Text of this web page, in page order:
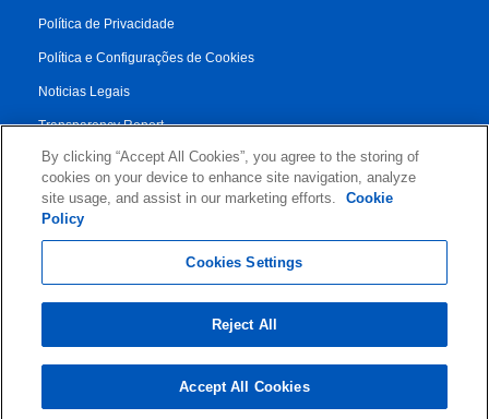
Política de Privacidade
Política e Configurações de Cookies
Noticias Legais
Transparency Report
Condiciones de los Servicios
Authorised Partner Agreement
© 2026 KLDiscovery Ontrack - All Rights Reserved.
By clicking “Accept All Cookies”, you agree to the storing of
cookies on your device to enhance site navigation, analyze
site usage, and assist in our marketing efforts.
Cookie
Policy
Cookies Settings
Reject All
Accept All Cookies